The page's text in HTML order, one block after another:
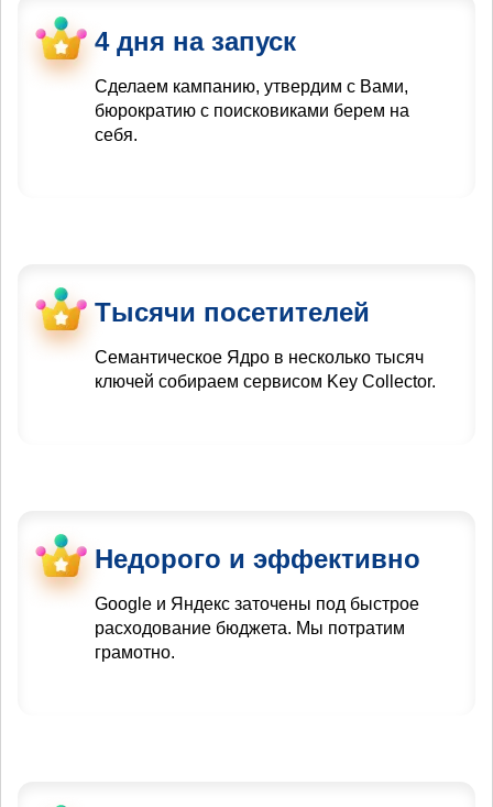
4 дня на запуск
Сделаем кампанию, утвердим с Вами,
бюрократию с поисковиками берем на
себя.
Тысячи посетителей
Семантическое Ядро в несколько тысяч
ключей собираем сервисом Key Collector.
Недорого и эффективно
Google и Яндекс заточены под быстрое
расходование бюджета. Мы потратим
грамотно.